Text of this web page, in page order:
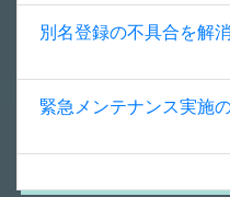
別名登録の不具合を解